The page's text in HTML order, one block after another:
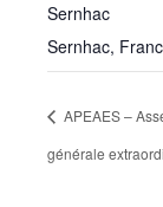
Sernhac
Sernhac,
APEAES –
générale